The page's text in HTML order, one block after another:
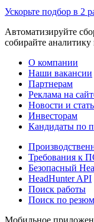
Ускорьте подбор в 2
Автоматизируйте
собирайте аналитику
О компании
Наши вакансии
Партнерам
Реклама на
Новости и
Инвесторам
Кандидаты по
Требования к
Безопасный
HeadHunter API
Поиск работы
Поиск по